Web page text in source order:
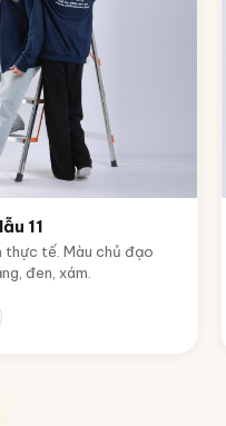
11
thực tế. Màu chủ đạo
đen, xám.